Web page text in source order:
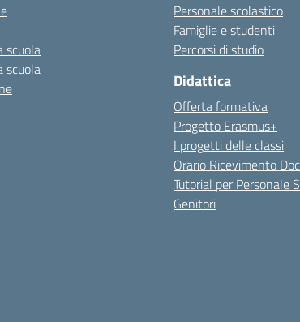
scuola
scuola
Personale scolastico
Famiglie e studenti
Percorsi di studio
Didattica
Offerta formativa
Progetto Erasmus+
I progetti delle classi
Orario Ricevimento
Tutorial per Personale
Genitori